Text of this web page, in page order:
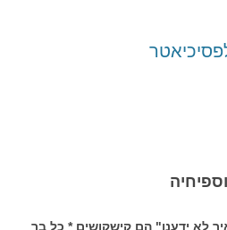
לא ידענו" הם קישקושים * כל בר